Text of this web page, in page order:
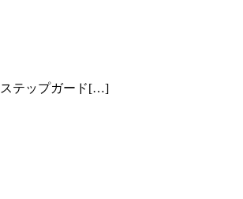
ステップガード[…]